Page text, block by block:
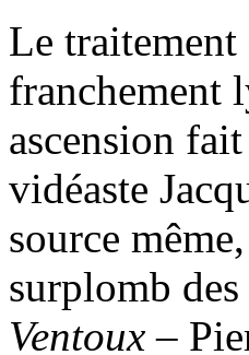
Le
franchement
ascension
vidéaste
source
surplomb
Ventoux–